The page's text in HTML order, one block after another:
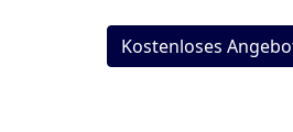
Kostenloses